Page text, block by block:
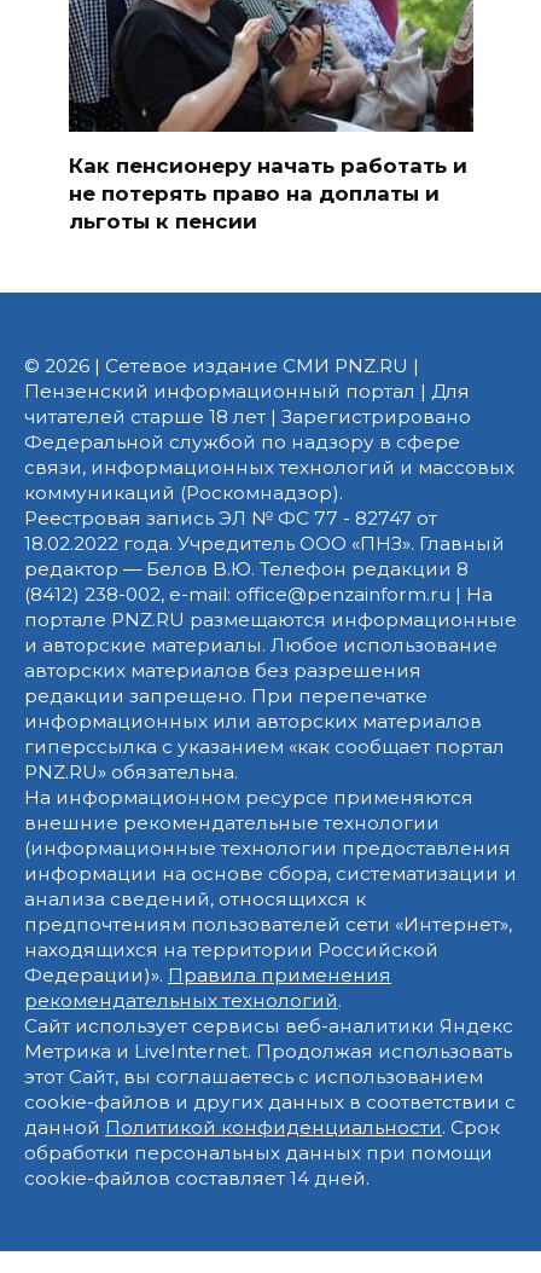
Как пенсионеру начать работать и
не потерять право на доплаты и
льготы к пенсии
© 2026 | Сетевое издание СМИ PNZ.RU |
Пензенский информационный портал | Для
читателей старше 18 лет | Зарегистрировано
Федеральной службой по надзору в сфере
связи, информационных технологий и массовых
коммуникаций (Роскомнадзор).
Реестровая запись ЭЛ № ФС 77 - 82747 от
18.02.2022 года. Учредитель ООО «ПНЗ». Главный
редактор — Белов В.Ю. Телефон редакции 8
(8412) 238-002, e-mail: office@penzainform.ru | На
портале PNZ.RU размещаются информационные
и авторские материалы. Любое использование
авторских материалов без разрешения
редакции запрещено. При перепечатке
информационных или авторских материалов
гиперссылка с указанием «как сообщает портал
PNZ.RU» обязательна.
На информационном ресурсе применяются
внешние рекомендательные технологии
(информационные технологии предоставления
информации на основе сбора, систематизации и
анализа сведений, относящихся к
предпочтениям пользователей сети «Интернет»,
находящихся на территории Российской
Федерации)». Правила применения
рекомендательных технологий.
Сайт использует сервисы веб-аналитики Яндекс
Метрика и LiveInternet. Продолжая использовать
этот Сайт, вы соглашаетесь с использованием
cookie-файлов и других данных в соответствии с
данной Политикой конфиденциальности. Срок
обработки персональных данных при помощи
cookie-файлов составляет 14 дней.